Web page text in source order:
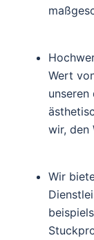
Wert
wir, den
Wir